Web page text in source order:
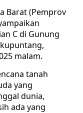
Barat (Pemprov
C di Gunung
malam.
tanah
yang
dunia,
ada yang